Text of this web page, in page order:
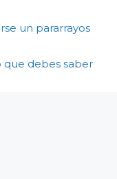
un pararrayos
que debes saber